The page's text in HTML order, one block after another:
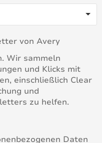
von Avery
Wir sammeln
und Klicks mit
einschließlich Clear
und
zu helfen.
Daten